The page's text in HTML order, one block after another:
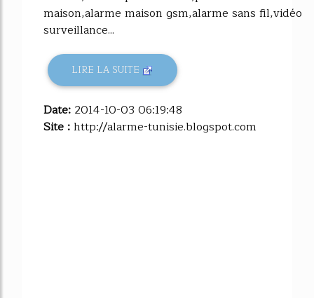
maison,alarme maison gsm,alarme sans fil,vidéo
surveillance...
LIRE LA SUITE
Date: 2014-10-03 06:19:48
Site :http://alarme-tunisie.blogspot.com